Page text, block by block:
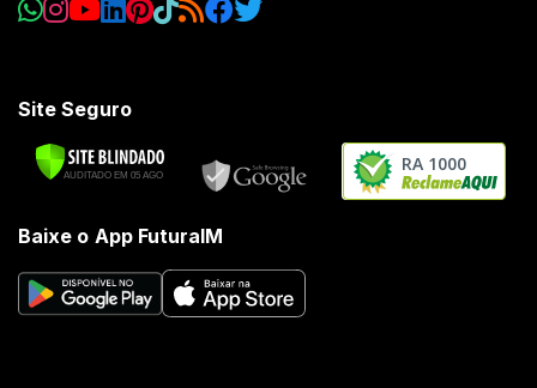
Site Seguro
RA 1000
Baixe o App FuturaIM